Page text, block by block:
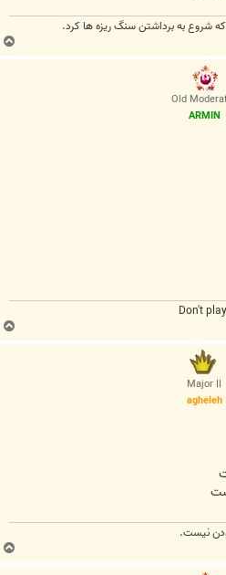
شروع به برداشتن سنگ ريزه ها کرد.
ب
ا
Old
ARMIN
Don't
ب
ا
Major II
agheleh
نیست.
ب
ا